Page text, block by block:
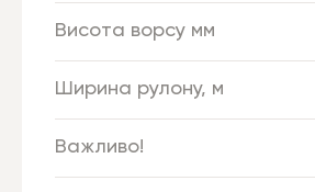
Висота ворсу мм
Ширина рулону, м
Важливо!